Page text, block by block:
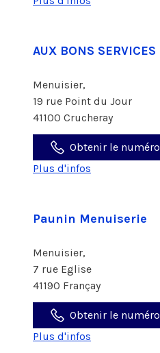
AUX BONS SERVICES
Menuisier,
19 rue Point du Jour
41100 Crucheray
Obtenir le numéro
Plus d'infos
Paunin Menuiserie
Menuisier,
7 rue Eglise
41190 Françay
Obtenir le numéro
Plus d'infos